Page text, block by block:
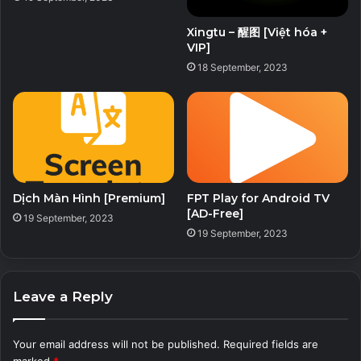
máy khu vực độ phân giải cao cho Hoa Kỳ và Canada, 7
kiểu máy khu vực độ phân giải cao cho Châu Âu và các
kiểu máy độ phân giải cao bổ sung bao gồm nhiệt độ /
dòng chảy đại dương và chất lượng không khí.
Nguồn dữ liệu và các tính năng khác
Nguồn dữ liệu – Miễn phí
• NOAA GFS (FV3) – Toàn cầu
• NOAA GFS Waves – Toàn cầu
• CMC GDPS – Toàn cầu
• CMC GDWPS Waves – Toàn cầu
• Dữ liệu về khói của NOAA HRRR (Thử nghiệm) – Lục địa
Hoa Kỳ
• Chất lượng không khí CAMS / Chỉ số UV – Toàn cầu
Xingtu – 醒图 [Việt hóa +
VIP]
18 September, 2023
Dịch Màn Hình [Premium]
19 September, 2023
FPT Play for Android TV
[AD-Free]
19 September, 2023
Leave a Reply
Your email address will not be published. Required fields are